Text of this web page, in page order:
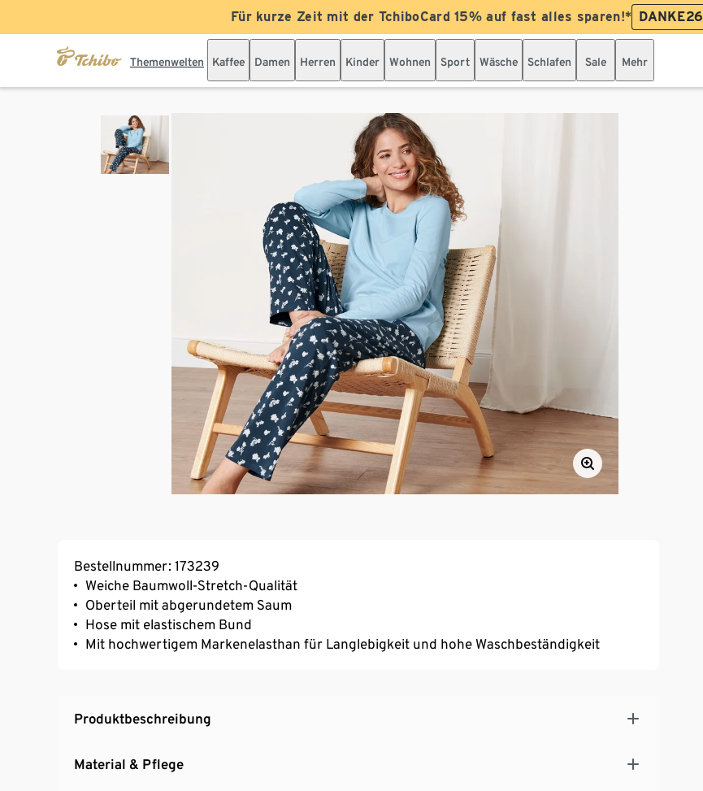
Für kurze Zeit mit der TchiboCard 15% auf fast alles sparen!* DANKE26
Themenwelten Kaffee Damen Herren Kinder Wohnen Sport Wäsche Schlafen Sale Mehr
Bestellnummer: 173239
Weiche Baumwoll-Stretch-Qualität
Oberteil mit abgerundetem Saum
Hose mit elastischem Bund
Mit hochwertigem Markenelasthan für Langlebigkeit und hohe Waschbeständigkeit
Produktbeschreibung
Material & Pflege